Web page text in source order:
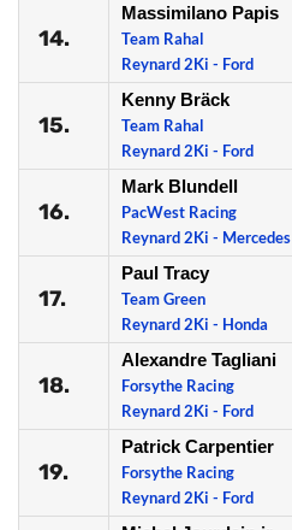
14.
Massimilano Papis
Team Rahal
Reynard 2Ki - Ford
15.
Kenny Bräck
Team Rahal
Reynard 2Ki - Ford
16.
Mark Blundell
PacWest Racing
Reynard 2Ki - Mercedes
17.
Paul Tracy
Team Green
Reynard 2Ki - Honda
18.
Alexandre Tagliani
Forsythe Racing
Reynard 2Ki - Ford
19.
Patrick Carpentier
Forsythe Racing
Reynard 2Ki - Ford